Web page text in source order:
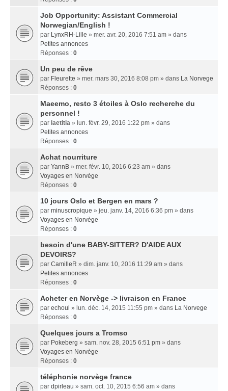
Job Opportunity: Assistant Commercial
Norwegian/English !
par LynxRH-Lille » mer. avr. 20, 2016 7:51 am » dans
Petites annonces
Réponses : 0
Un peu de rêve
par Fleurette » mer. mars 30, 2016 8:08 pm » dans La Norvege
Réponses : 0
Maeemo, resto 3 étoiles à Oslo recherche du
personnel !
par laetitia » lun. févr. 29, 2016 1:22 pm » dans
Petites annonces
Réponses : 0
Achat nourriture
par YannB » mer. févr. 10, 2016 6:23 am » dans
Voyages en Norvège
Réponses : 0
10 jours Oslo et Bergen en mars ?
par minuscropique » jeu. janv. 14, 2016 6:36 pm » dans
Voyages en Norvège
Réponses : 0
besoin d'une BABY-SITTER? D'AIDE AUX
DEVOIRS?
par CamilleR » dim. janv. 10, 2016 11:29 am » dans
Petites annonces
Réponses : 0
Acheter en Norvège -> livraison en France
par echoul » lun. déc. 14, 2015 11:55 pm » dans La Norvege
Réponses : 0
Quelques jours a Tromso
par Pokeberg » sam. nov. 28, 2015 6:51 pm » dans
Voyages en Norvège
Réponses : 0
téléphonie norvège france
par dpirleau » sam. oct. 10, 2015 6:56 am » dans